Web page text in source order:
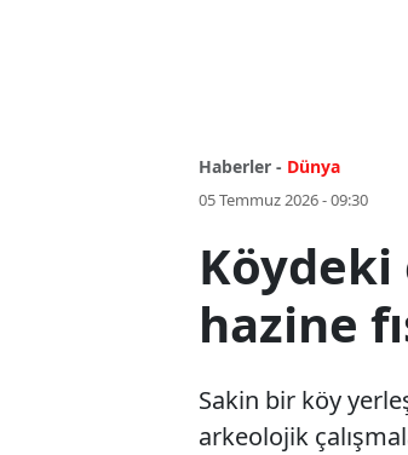
Haberler - Dünya
05 Temmuz 2026 - 09:30
Köydeki
hazine
Sakin bir köy
arkeolojik